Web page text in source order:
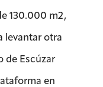
130.000 m2,
levantar otra
de Escúzar
en